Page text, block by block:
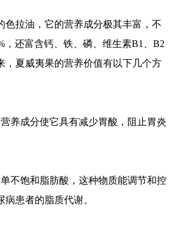
色拉油，它的营养成分极其丰富，不
，还富含钙、铁、磷、维生素B1、B2
，夏威夷果的营养价值有以下几个方
养成分使它具有减少胃酸，阻止胃炎
不饱和脂肪酸，这种物质能调节和控
患者的脂质代谢。